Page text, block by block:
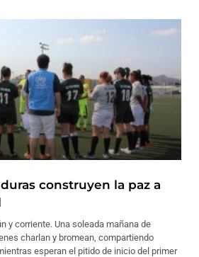
construyen la paz a
y corriente. Una soleada mañana de
charlan y bromean, compartiendo
esperan el pitido de inicio del primer